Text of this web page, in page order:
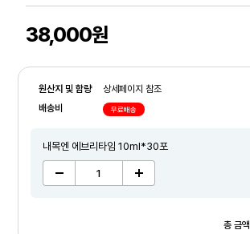
38,000원
원산지 및 함량
상세페이지 참조
배송비
무료배송
내목엔 에브리타임 10ml*30포
총 금액